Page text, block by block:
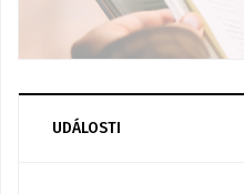
UDÁLOSTI